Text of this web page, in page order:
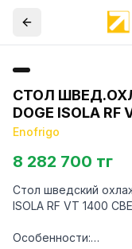
СТОЛ
DOGE ISOLA
Enofrigo
8 282 700 тг
Стол шведский
ISOLA RF VT 1400
Особенности: